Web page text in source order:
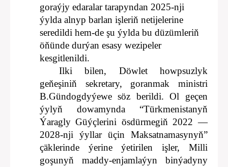
goraýjy edaralar tarapyndan 2025-nji
ýylda alnyp barlan işleriň netijelerine
seredildi hem-de şu ýylda bu düzümleriň
öňünde durýan esasy wezipeler
kesgitlenildi.
Ilki bilen, Döwlet howpsuzlyk
geňeşiniň sekretary, goranmak ministri
B.Gündogdyýewe söz berildi. Ol geçen
ýylyň dowamynda “Türkmenistanyň
Ýaragly Güýçlerini ösdürmegiň 2022 —
2028-nji ýyllar üçin Maksatnamasynyň”
çäklerinde ýerine ýetirilen işler, Milli
goşunyň maddy-enjamlaýyn binýadyny